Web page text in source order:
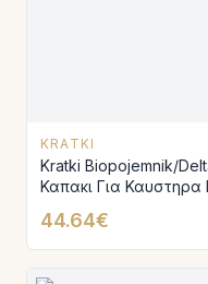
KRATKI
Kratki Biopojemnik/
Καπακι Για Καυστηρα
44.64€